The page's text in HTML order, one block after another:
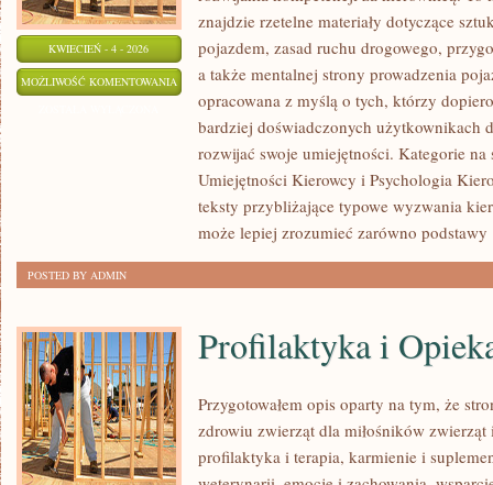
KWIECIEŃ - 4 - 2026
MOŻLIWOŚĆ KOMENTOWANIA JAZDA
TRUDNYCH
WARUNKACH
znajdzie rzetelne materiały dotyczące
pojazdem, zasad ruchu drogowego,
a także mentalnej strony prowadzenia
opracowana z myślą o tych, którzy
bardziej doświadczonych użytkownikach
rozwijać swoje umiejętności. Kategorie
Umiejętności Kierowcy i Psychologia
teksty przybliżające typowe wyzwania
może lepiej zrozumieć zarówno podstawy
POSTED BY ADMIN
Profilaktyka i
Przygotowałem opis oparty na tym, że
zdrowiu zwierząt dla miłośników
profilaktyka i terapia, karmienie i